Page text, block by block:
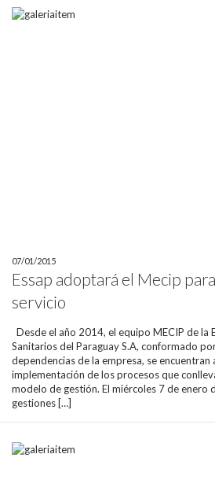
07/01/2015
Essap adoptará el Mecip
servicio
Desde el año 2014, el equipo MECIP de la
Sanitarios del Paraguay S.A, conformado
dependencias de la empresa, se encuentran
implementación de los procesos que
modelo de gestión. El miércoles 7 de enero
gestiones […]